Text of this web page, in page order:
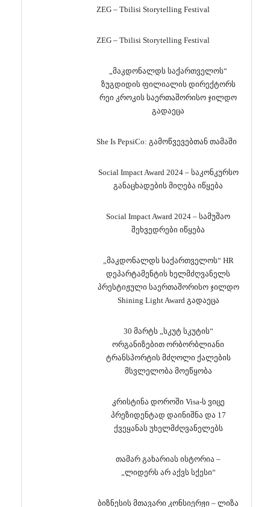
ZEG – Tbilisi Storytelling Festival
ZEG – Tbilisi Storytelling Festival
„მაკდონალდს საქართველოს“
ზუგდიდის ფილიალის დირექტორს
რეი კროკის საერთაშორისო ჯილდო
გადაეცა
She Is PepsiCo: გამოწვევებთან თამაში
Social Impact Award 2024 – საკონკურსო
განაცხადების მიღება იწყება
Social Impact Award 2024 – სამუშაო
შეხვედრები იწყება
„მაკდონალდს საქართველოს“ HR
დეპარტამენტის ხელმძღვანელს
პრესტიჟული საერთაშორისო ჯილდო
Shining Light Award გადაეცა
30 მარტს „სკუტ სკუტის“
ორგანიზებით ორბორბლიანი
ტრანსპორტის მძღოლი ქალების
მსვლელობა მოეწყობა
კრისტინა დოროში Visa-ს ვიცე
პრეზიდენტად დაინიშნა და 17
ქვეყანას უხელმძღვანელებს
თამარ გახარიას ისტორია –
„ლიდერს არ აქვს სქესი“
ბიზნესის მთავარი კონსიერჟი – ლიზა